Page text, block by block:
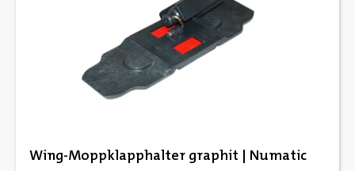
Wing-Moppklapphalter graphit | Numatic